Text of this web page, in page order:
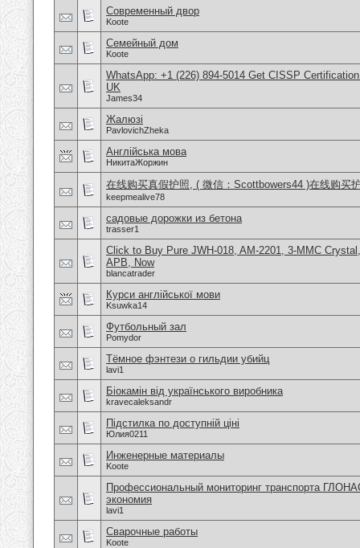
Современный двор
Koote
Семейный дом
Koote
WhatsApp: +1 (226) 894-5014​ Get CISSP
UK
James34
Жалюзі
PavlovichZheka
Англійська мова
НикитаЖоржин
在线购买真假护照, ( 微信：Scottbowers44 )在线购买
keepmealive78
садовые дорожки из бетона
trasser1
Click to Buy Pure JWH-018, AM-2201, 3-MMC
APB, Now
blancatrader
Курси англійської мови
Ksuwka14
Футбольный зал
Pomydor
Тёмное фэнтези о гильдии убийц
lavi1
Біокамін від українського виробника
kravecaleksandr
Підстилка по доступній ціні
Юлия0211
Инженерные материалы
Koote
Профессиональный мониторинг транспорта
экономия
lavi1
Сварочные работы
Koote